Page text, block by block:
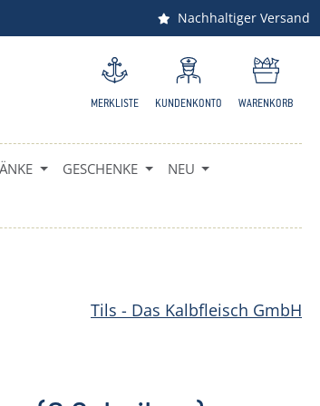
Nachhaltiger Versand
MERKLISTE KUNDENKONTO WARENKORB
GESCHENKE
NEU
Tils - Das Kalbfleisch GmbH
von 4.67 von 5 Sternen